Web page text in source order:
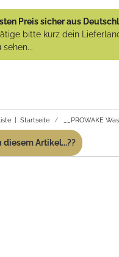
SERVICE:
an!
Preis sicher aus
bitte kurz dein
Startseite __PROWAKE
diesem Artikel...??